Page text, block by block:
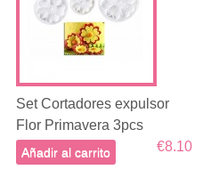
Set Cortadores expulsor
Flor Primavera 3pcs
€8.10
Añadir al carrito